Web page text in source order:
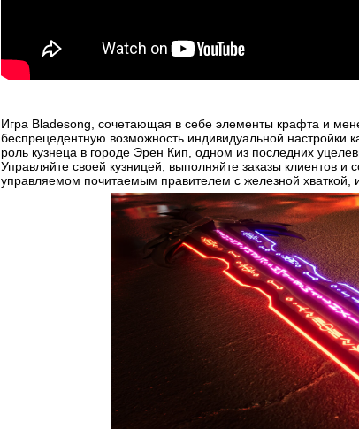
Игра Bladesong, сочетающая в себе элементы крафта и
беспрецедентную возможность индивидуальной настройки
роль кузнеца в городе Эрен Кип, одном из последних
Управляйте своей кузницей, выполняйте заказы клиентов и
управляемом почитаемым правителем с железной хваткой,